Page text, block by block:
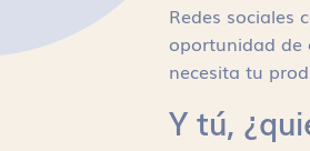
Redes sociales
oportunidad de
necesita tu
Y tú,